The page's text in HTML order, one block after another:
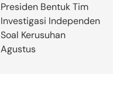
Presiden Bentuk Tim
Investigasi Independen
Soal Kerusuhan
Agustus